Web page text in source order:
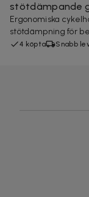
stötdämpande
Ergonomiska
stötdämpning för
4 köpta Snabb